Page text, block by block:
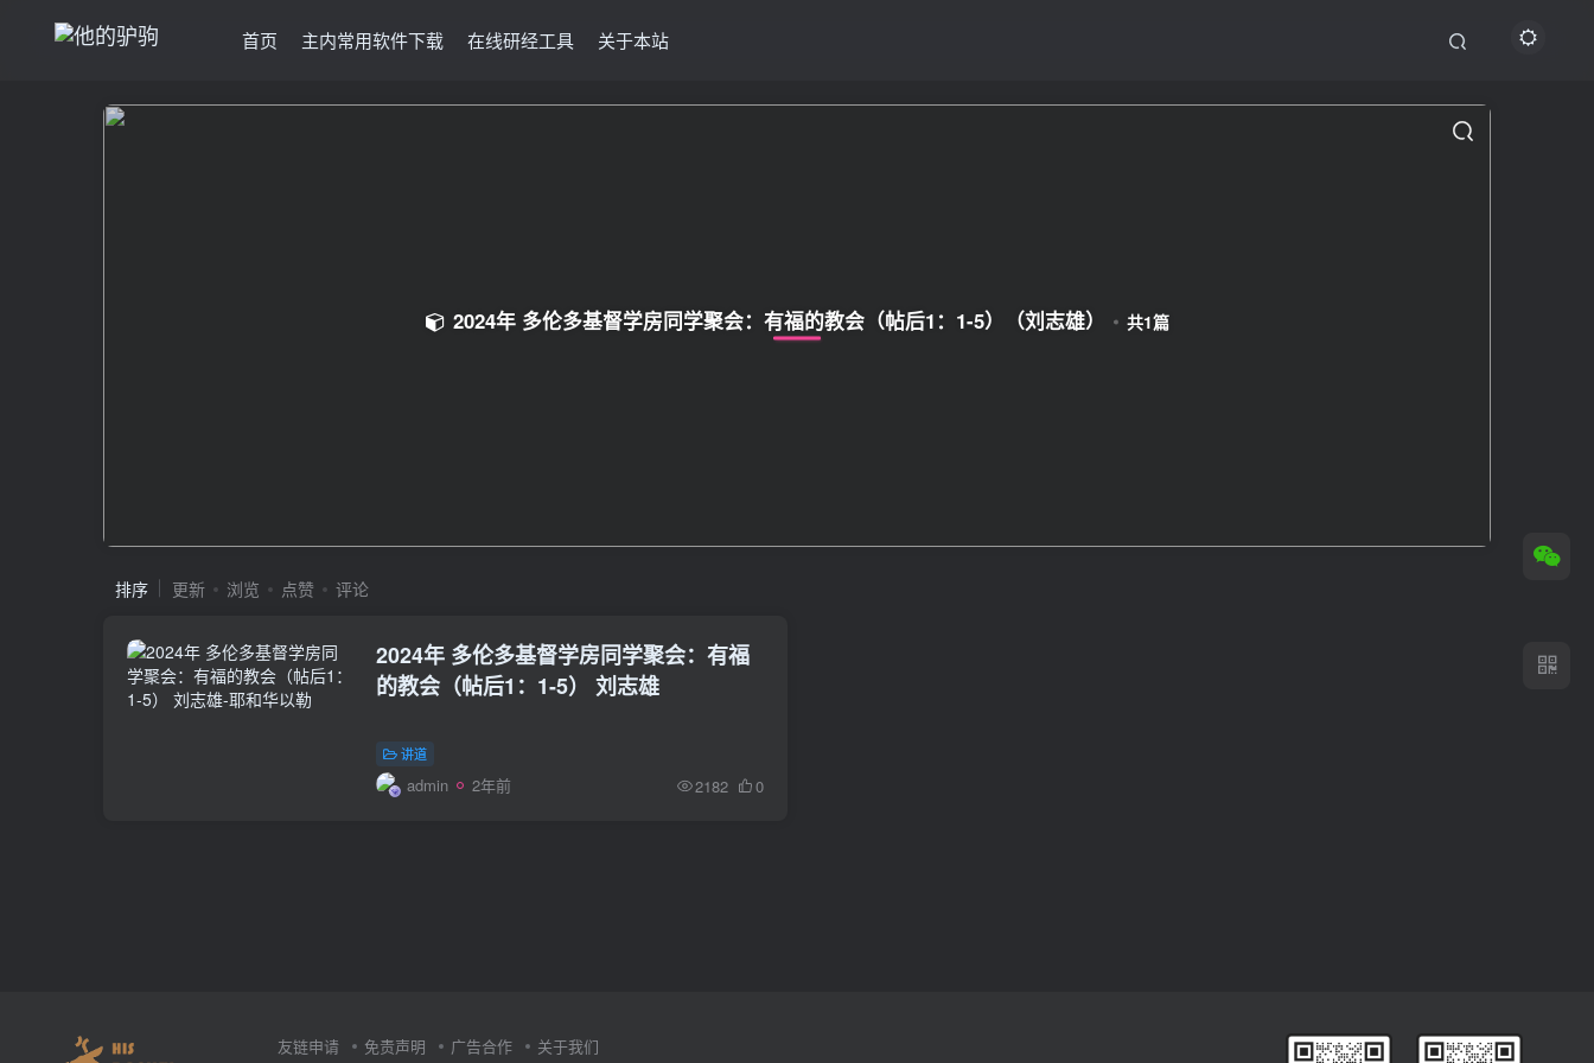
首页 主内常用软件下载 在线研经工具 关于本站
2024年 多伦多基督学房同学聚会：有福的教会（帖后1：1-5）（刘志雄） 共1篇
排序 更新 浏览 点赞 评论
2024年 多伦多基督学房同学聚会：有福
的教会（帖后1：1-5） 刘志雄
讲道
admin 2年前 2182 0
友链申请 免责声明 广告合作 关于我们